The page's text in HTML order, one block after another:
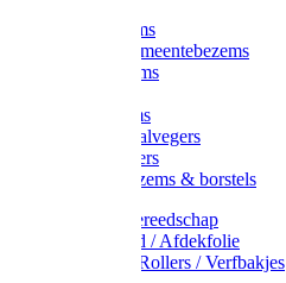
Straatbezems
Stads- / Gemeentebezems
Terrasbezems
Gootbezems
Kamer-/Zaalvegers
Vloertrekkers
Onkruidbezems & borstels
Schildersgereedschap
Afplakband / Afdekfolie
Kwasten / Rollers / Verfbakjes